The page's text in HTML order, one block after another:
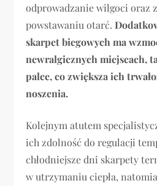
odprowadzanie wilgoci oraz
powstawaniu otarć.
skarpet biegowych ma
newralgicznych miejscach,
palce, co zwiększa ich
noszenia.
Kolejnym atutem
ich zdolność do regulacji
chłodniejsze dni skarpety
w utrzymaniu ciepła,